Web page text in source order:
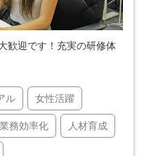
歓迎です！充実の研修体
ル 女性活躍
業務効率化 人材育成